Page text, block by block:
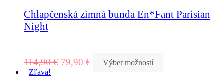
Chlapčenská zimná bunda En*Fant Parisian
Night
114,90€ 79,90 €
Výber možností
Zľava!